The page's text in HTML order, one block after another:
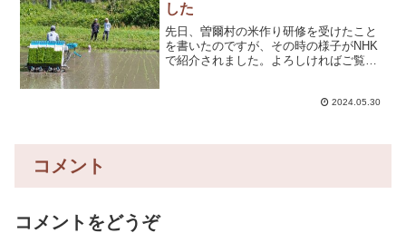
した
先日、曽爾村の米作り研修を受けたこと
を書いたのですが、その時の様子がNHK
で紹介されました。よろしければご覧く
ネがずり下がっておりますが、どうぞお
2024.05.30
コメント
コメントをどうぞ